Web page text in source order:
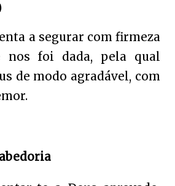
a segurar com firmeza
nos foi dada, pela qual
de modo agradável, com